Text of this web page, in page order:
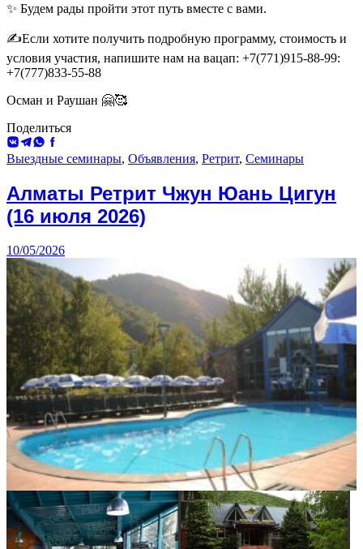
✨ Будем рады пройти этот путь вместе с вами.
✍️Если хотите получить подробную программу, стоимость и
условия участия, напишите нам на вацап: +7(771)915-88-99:
+7(777)833-55-88
Осман и Раушан 🤗🥰
Поделиться
ВКонтакте
Telegram
WhatsApp
Facebook
Выездные семинары, Объявления, Ретрит, Семинары
Алматы Ретрит Чжун Юань Цигун
(16 июля 2026)
10/05/2026